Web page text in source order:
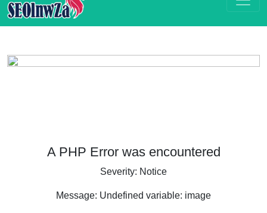
A PHP Error was encountered
Severity: Notice
Message: Undefined variable: image